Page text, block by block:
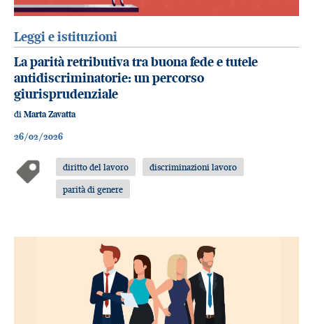
Leggi e istituzioni
La parità retributiva tra buona fede e tutele
antidiscriminatorie: un percorso
giurisprudenziale
di Marta Zavatta
26/02/2026
diritto del lavoro
discriminazioni lavoro
parità di genere